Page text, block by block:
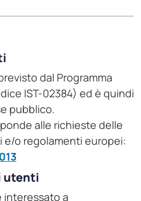
dal Programma
IST-02384) ed è quindi
pubblico.
alle richieste delle
e/o regolamenti europei:
utenti
interessato a